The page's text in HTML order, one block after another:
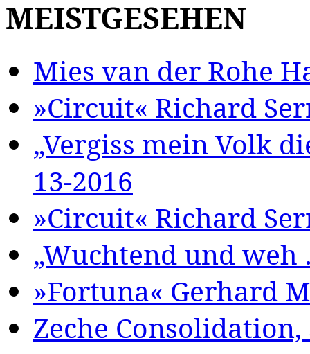
MEISTGESEHEN
Mies van der Rohe
»Circuit« Richard
„Vergiss mein Volk
13-2016
»Circuit« Richard
„Wuchtend und weh
»Fortuna« Gerhard
Zeche